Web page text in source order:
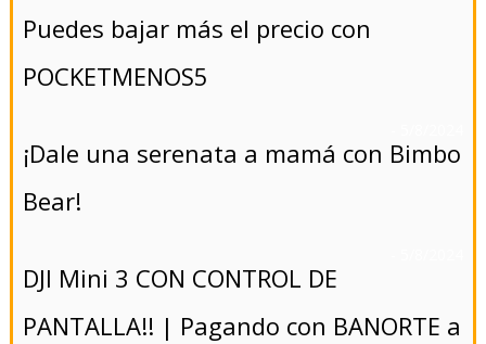
Puedes bajar más el precio con
POCKETMENOS5
¡Dale una serenata a mamá con Bimbo
Bear!
DJI Mini 3 CON CONTROL DE
PANTALLA!! | Pagando con BANORTE a